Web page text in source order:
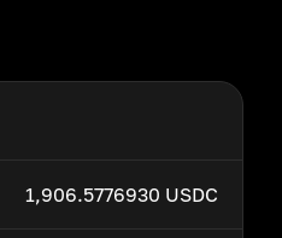
1,906.5776930 USDC